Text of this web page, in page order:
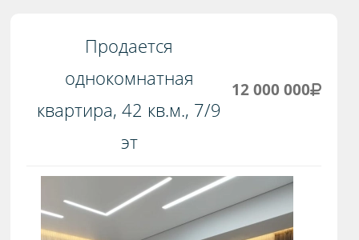
Продается
однокомнатная
квартира, 42 кв.м., 7/9
эт
12 000 000